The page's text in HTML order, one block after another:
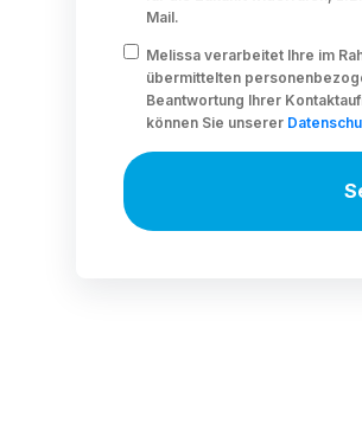
Mail.
Melissa verarbeitet Ihre im
übermittelten
Beantwortung Ihrer
können Sie unserer